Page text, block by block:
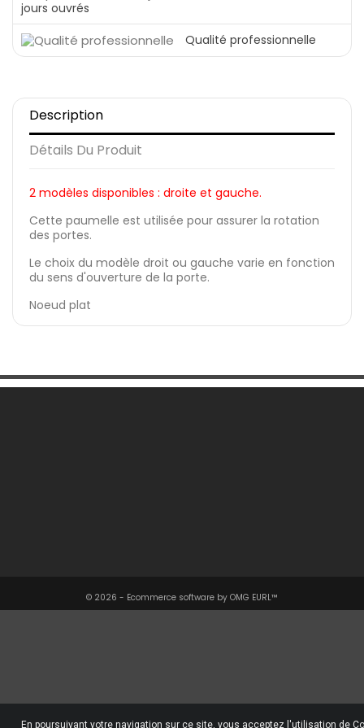
jours ouvrés
Qualité professionnelle
Description
Détails Du Produit
2 modèles disponibles : droite et gauche.
Cette paumelle est utilisée pour assurer la rotation
des portes.
Le choix du modèle droit ou gauche varie en fonction
du sens d'ouverture de la porte.
Noeud plat
© 2026 - Ecommerce software by OMG EURL™
En poursuivant votre navigation sur ce site, vous acceptez l'utilisation de